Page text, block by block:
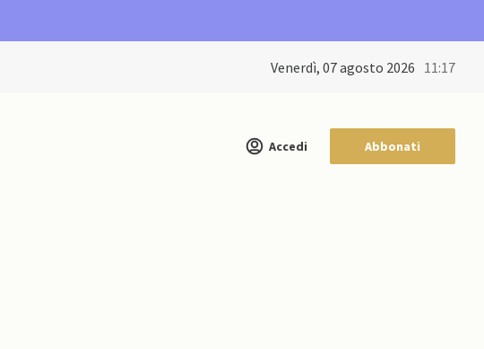
venerdì, 07 agosto 2026 11:17
Accedi Abbonati